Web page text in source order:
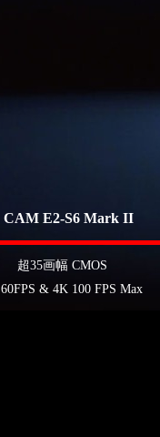
CAM E2-S6 Mark II
超35画幅 CMOS
& 4K 100 FPS Max